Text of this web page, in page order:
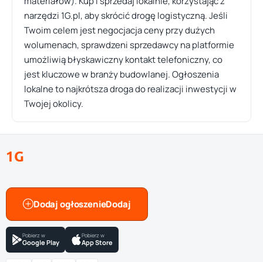
narzędzi 1G.pl, aby skrócić drogę logistyczną. Jeśli
Twoim celem jest negocjacja ceny przy dużych
wolumenach, sprawdzeni sprzedawcy na platformie
umożliwią błyskawiczny kontakt telefoniczny, co
jest kluczowe w branży budowlanej. Ogłoszenia
lokalne to najkrótsza droga do realizacji inwestycji w
Twojej okolicy.
1G
Dodaj ogłoszenie
Pobierz w
Google Play
Pobierz w
App Store